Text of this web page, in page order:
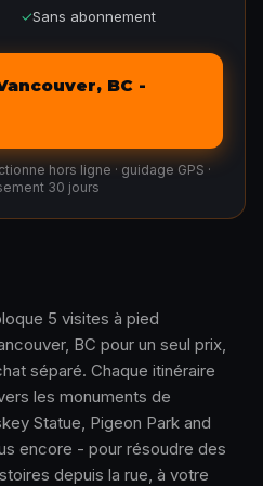
✓Sans abonnement
BC -
hors ligne · guidage GPS ·
30 jours
5 visites à pied
BC pour un seul prix,
séparé. Chaque itinéraire
les monuments de
Statue, Pigeon Park and
encore - pour résoudre des
depuis la rue, à votre